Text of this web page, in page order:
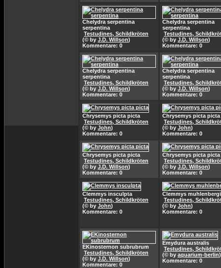
Chelydra serpentina
serpentina
Testudines, Schildkröten
(© by J.D. Willson)
Kommentare: 0
Chelydra serpentina
serpentina
Testudines,
(© by J.D. Willson)
Kommentare: 0
Chelydra serpentina
serpentina
Testudines, Schildkröten
(© by J.D. Willson)
Kommentare: 0
Chelydra serpentina
serpentina
Testudines,
(© by J.D. Willson)
Kommentare: 0
Chrysemys picta picta
Testudines, Schildkröten
(© by John)
Kommentare: 0
Chrysemys picta picta
Testudines,
(© by John)
Kommentare: 0
Chrysemys picta picta
Testudines, Schildkröten
(© by J.D. Willson)
Kommentare: 0
Chrysemys picta picta
Testudines,
(© by J.D. Willson)
Kommentare: 0
Clemmys insculpta
Testudines, Schildkröten
(© by John)
Kommentare: 0
Clemmys muhlenbergi
Testudines,
(© by John)
Kommentare: 0
EKinosternon subrubrum
Testudines, Schildkröten
(© by J.D. Willson)
Kommentare: 0
Emydura australis
Testudines,
(© by aquarium-berlin)
Kommentare: 0